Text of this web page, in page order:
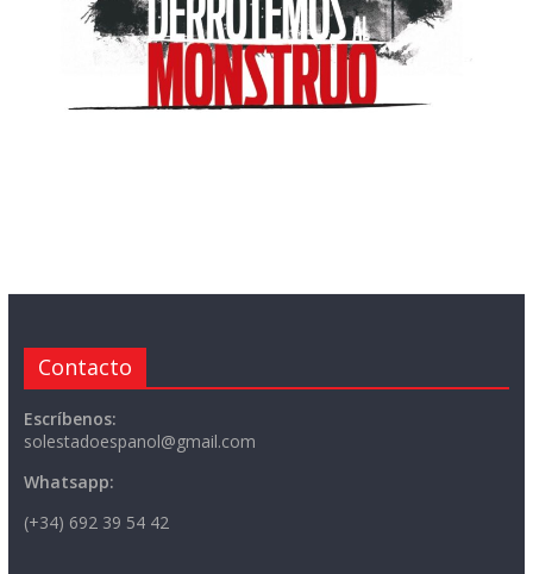
Contacto
Escríbenos:
solestadoespanol@gmail.com
Whatsapp:
(+34) 692 39 54 42